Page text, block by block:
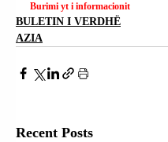
Burimi yt i informacionit
BULETIN I VERDHË
AZIA
Recent Posts